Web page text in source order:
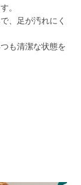
。
、足が汚れにく
も清潔な状態を